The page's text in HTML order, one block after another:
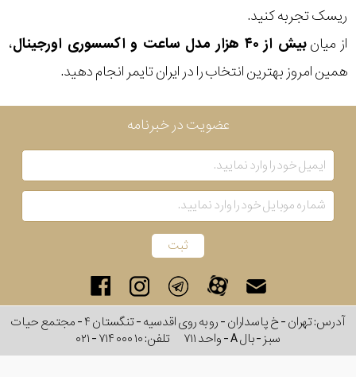
ریسک تجربه کنید.
از میانبیش از ۴۰ هزار مدل ساعت و اکسسوری اورجینال
،
همین امروز بهترین انتخاب را در ایران تایمر انجام دهید.
عضویت در خبرنامه
آدرس: تهران - خ پاسداران - رو به روی اقدسیه - تنگستان ۴ - مجتمع حیات
سبز - بال A - واحد ۷۱۱
تلفن:۰۲۱ - ۷۱۴ ۰۰۰ ۱۰